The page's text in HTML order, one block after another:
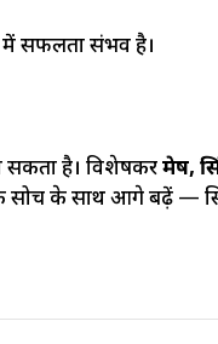
में सफलता संभव है।
सकता है। विशेषकरमेष,
सोच के साथ आगे बढ़ें —